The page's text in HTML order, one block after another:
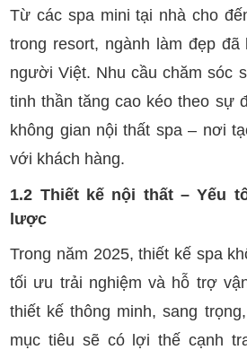
Từ các spa mini tại nhà cho
trong resort, ngành làm đẹp
người Việt. Nhu cầu chăm sóc
tinh thần tăng cao kéo theo sự
không gian nội thất spa – nơi
với khách hàng.
1.2 Thiết kế nội thất – Yếu
lược
Trong năm 2025, thiết kế spa
tối ưu trải nghiệm và hỗ trợ
thiết kế thông minh, sang
mục tiêu sẽ có lợi thế cạnh